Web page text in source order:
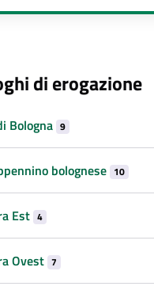
di erogazione
Bologna 9
bolognese 10
Est 4
Ovest 7